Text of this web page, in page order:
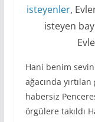
isteyenler,
isteyen
Hani benim
ağacında
habersiz
örgülere takıldı